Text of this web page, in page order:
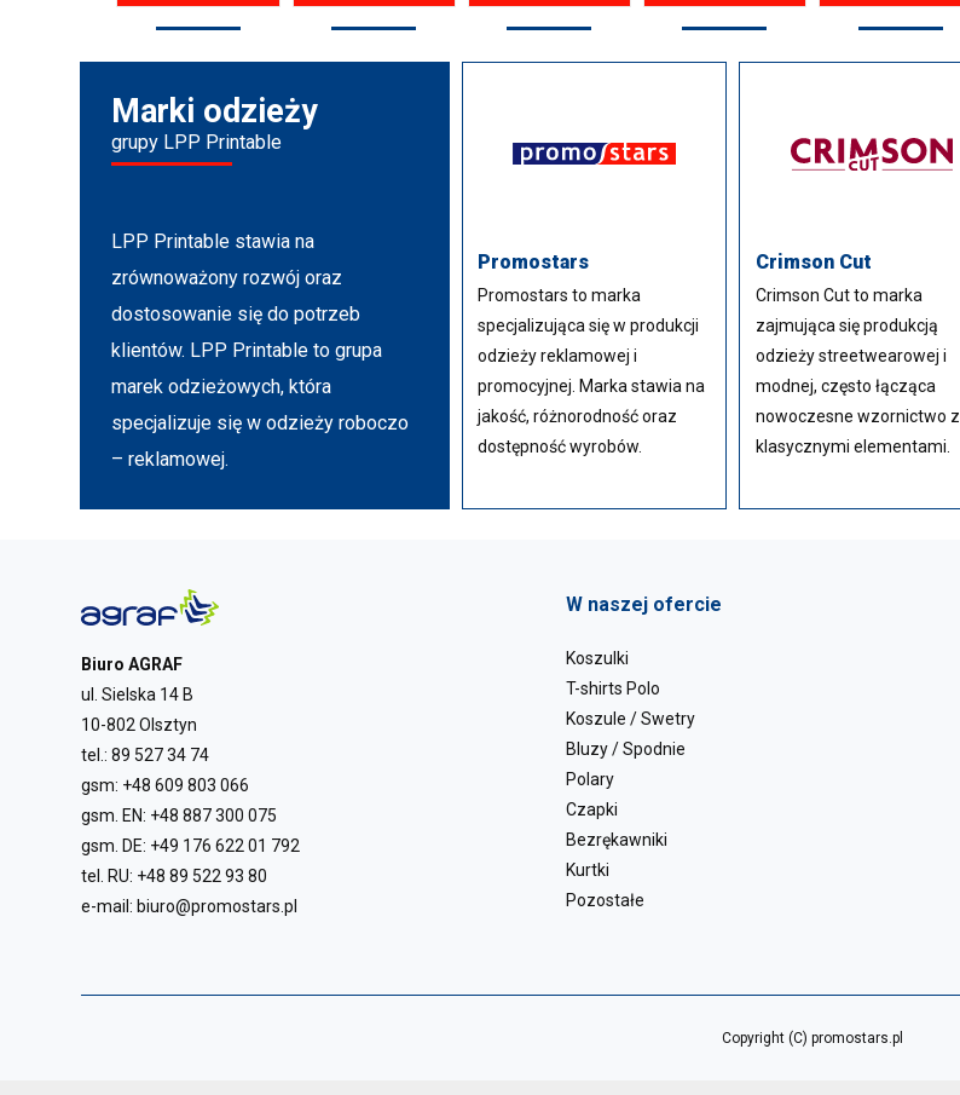
Marki odzieży
grupy LPP Printable
LPP Printable stawia na
zrównoważony rozwój oraz
dostosowanie się do potrzeb
klientów. LPP Printable to grupa
marek odzieżowych, która
specjalizuje się w odzieży roboczo
– reklamowej.
Promostars
Promostars to marka
specjalizująca się w produkcji
odzieży reklamowej i
promocyjnej. Marka stawia na
jakość, różnorodność oraz
dostępność wyrobów.
Crimson Cut
Crimson Cut to marka
zajmująca się produkcją
odzieży streetwearowej i
modnej, często łącząca
nowoczesne wzornictwo z
klasycznymi elementami.
Biuro AGRAF
ul. Sielska 14 B
10-802 Olsztyn
tel.:89 527 34 74
gsm: +48 609 803 066
gsm. EN: +48 887 300 075
gsm. DE: +49 176 622 01 792
tel. RU: +48 89 522 93 80
e-mail: biuro@promostars.pl
W naszej ofercie
Koszulki
T-shirts Polo
Koszule / Swetry
Bluzy / Spodnie
Polary
Czapki
Bezrękawniki
Kurtki
Pozostałe
Copyright (C) promostars.pl